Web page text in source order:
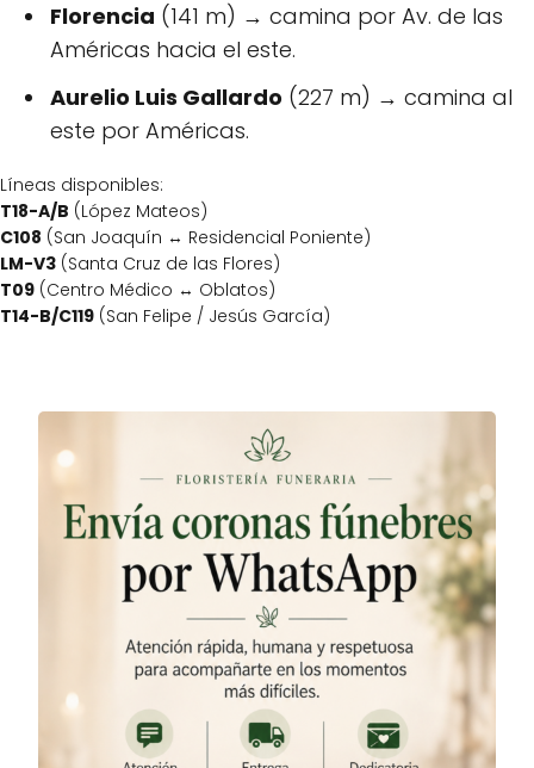
Florencia (141 m) → camina por Av. de las
Américas hacia el este.
Aurelio Luis Gallardo (227 m) → camina al
este por Américas.
Líneas disponibles:
T18-A/B (López Mateos)
C108 (San Joaquín ↔ Residencial Poniente)
LM-V3 (Santa Cruz de las Flores)
T09 (Centro Médico ↔ Oblatos)
T14-B/C119 (San Felipe / Jesús García)